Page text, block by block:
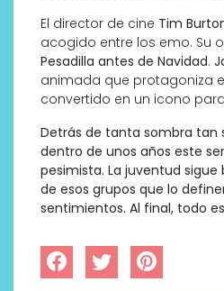
El director de cine Tim
acogido entre los emo. Su
Pesadilla antes de Navidad.
animada que protagoniza
convertido en un icono
Detrás de tanta sombra tan
dentro de unos años este
pesimista. La juventud
de esos grupos que lo
sentimientos. Al final, todo